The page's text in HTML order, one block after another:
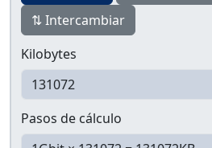
⇅ Intercambiar
Kilobytes
Pasos de cálculo